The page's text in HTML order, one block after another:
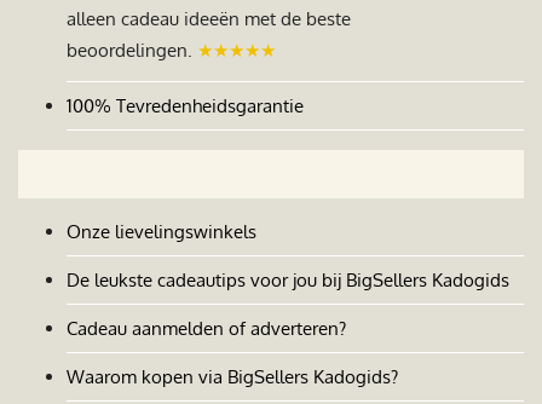
alleen cadeau ideeën met de beste
beoordelingen. ★★★★★
100% Tevredenheidsgarantie
Onze lievelingswinkels
De leukste cadeautips voor jou bij BigSellers Kadogids
Cadeau aanmelden of adverteren?
Waarom kopen via BigSellers Kadogids?